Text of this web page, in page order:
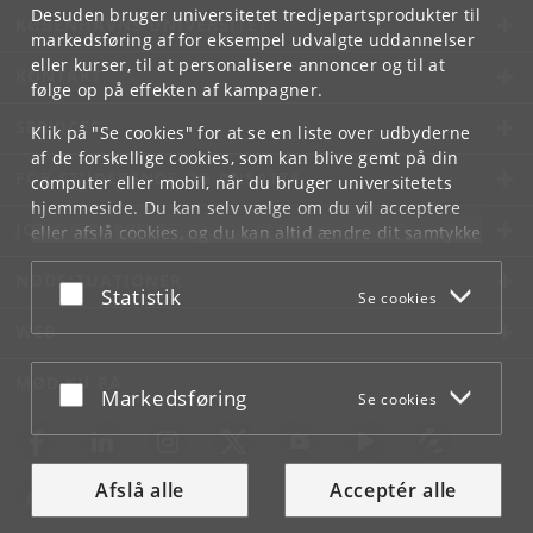
Desuden bruger universitetet tredjepartsprodukter til
markedsføring af for eksempel udvalgte uddannelser
eller kurser, til at personalisere annoncer og til at
følge op på effekten af kampagner.
Klik på "Se cookies" for at se en liste over udbyderne
af de forskellige cookies, som kan blive gemt på din
computer eller mobil, når du bruger universitetets
hjemmeside. Du kan selv vælge om du vil acceptere
eller afslå cookies, og du kan altid ændre dit samtykke
underCookie- og privatlivspolitiksom du finder i
bunden af hver side.
Acceptér eller afslå
Statistik Se cookies
Acceptér eller afslå
Markedsføring Se cookies
Afslå alle Acceptér alle
KØBENHAVNS UNIVERSITET
KONTAKT
SERVICES
FOR STUDERENDE OG ANSATTE
JOB OG KARRIERE
NØDSITUATIONER
WEB
MØD KU PÅ